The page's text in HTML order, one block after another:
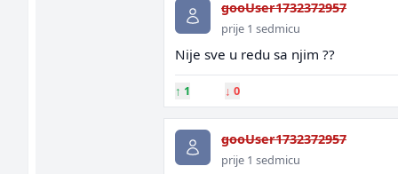
gooUser1732372957
prije 1 sedmicu
Nije sve u redu sa njim ??
↑ 1 ↓ 0
gooUser1732372957
prije 1 sedmicu